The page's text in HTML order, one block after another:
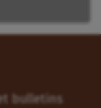
bulletins